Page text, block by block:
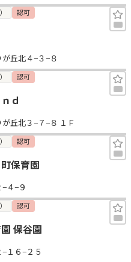
認可
丘北４−３−８
認可
ｄ
丘北３−７−８ １Ｆ
認可
保育園
４−９
認可
保谷園
１６−２５